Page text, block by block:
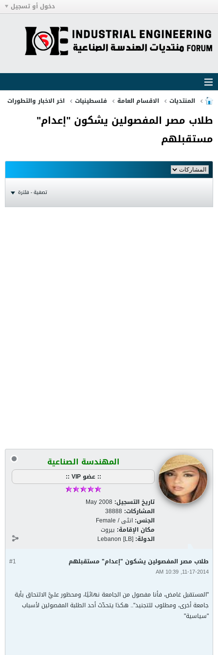
دخول أو تسجيل
المنتديات الاقسام العامة فلسطينيات اخر الاخبار والتطورات
طلاب مصر المفصولين يشكون "إعدام"
مستقبلهم
تصفية - فلترة
المهندسة الصناعية
:: عضو VIP ::
تاريخ التسجيل: May 2008
المشاركات: 38888
الجنس: انثى / Female
مكان الإقامة: بيروت
الدولة: Lebanon [LB]
#1 طلاب مصر المفصولين يشكون "إعدام" مستقبلهم
11-17-2014, 10:39 AM
"المستقبل غامض، فأنا مفصول من الجامعة نهائيًا، ومحظور عليَّ الالتحاق بأية
جامعة أخرى، ومطلوب للتجنيد".. هكذا يتحدّث أحد الطلبة المفصولين لأسباب
"سياسية"